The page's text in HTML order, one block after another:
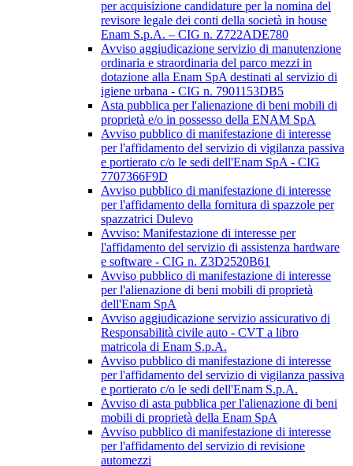
per acquisizione candidature per la nomina del
revisore legale dei conti della società in house
Enam S.p.A. – CIG n. Z722ADE780
Avviso aggiudicazione servizio di manutenzione
ordinaria e straordinaria del parco mezzi in
dotazione alla Enam SpA destinati al servizio di
igiene urbana - CIG n. 7901153DB5
Asta pubblica per l'alienazione di beni mobili di
proprietà e/o in possesso della ENAM SpA
Avviso pubblico di manifestazione di interesse
per l'affidamento del servizio di vigilanza passiva
e portierato c/o le sedi dell'Enam SpA - CIG
7707366F9D
Avviso pubblico di manifestazione di interesse
per l'affidamento della fornitura di spazzole per
spazzatrici Dulevo
Avviso: Manifestazione di interesse per
l'affidamento del servizio di assistenza hardware
e software - CIG n. Z3D2520B61
Avviso pubblico di manifestazione di interesse
per l'alienazione di beni mobili di proprietà
dell'Enam SpA
Avviso aggiudicazione servizio assicurativo di
Responsabilità civile auto - CVT a libro
matricola di Enam S.p.A.
Avviso pubblico di manifestazione di interesse
per l'affidamento del servizio di vigilanza passiva
e portierato c/o le sedi dell'Enam S.p.A.
Avviso di asta pubblica per l'alienazione di beni
mobili di proprietà della Enam SpA
Avviso pubblico di manifestazione di interesse
per l'affidamento del servizio di revisione
automezzi